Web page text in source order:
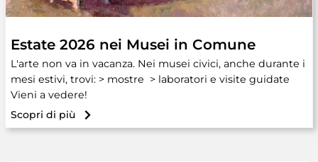
Estate 2026 nei Musei in Comune
L'arte non va in vacanza. Nei musei civici, anche durante i
mesi estivi, trovi: > mostre > laboratori e visite guidate
Vieni a vedere!
Scopri di più